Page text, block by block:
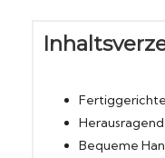
Bequeme